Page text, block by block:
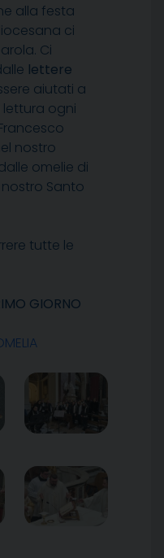
alla festa
ci
Ci
lettere
aiutati a
lettura ogni
nostro
omelie di
Santo
tutte le
GIORNO